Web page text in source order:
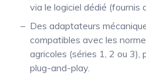
via le logiciel dédié (fournis
Des adaptateurs
compatibles avec les
agricoles (séries 1, 2 ou 3),
plug-and-play.